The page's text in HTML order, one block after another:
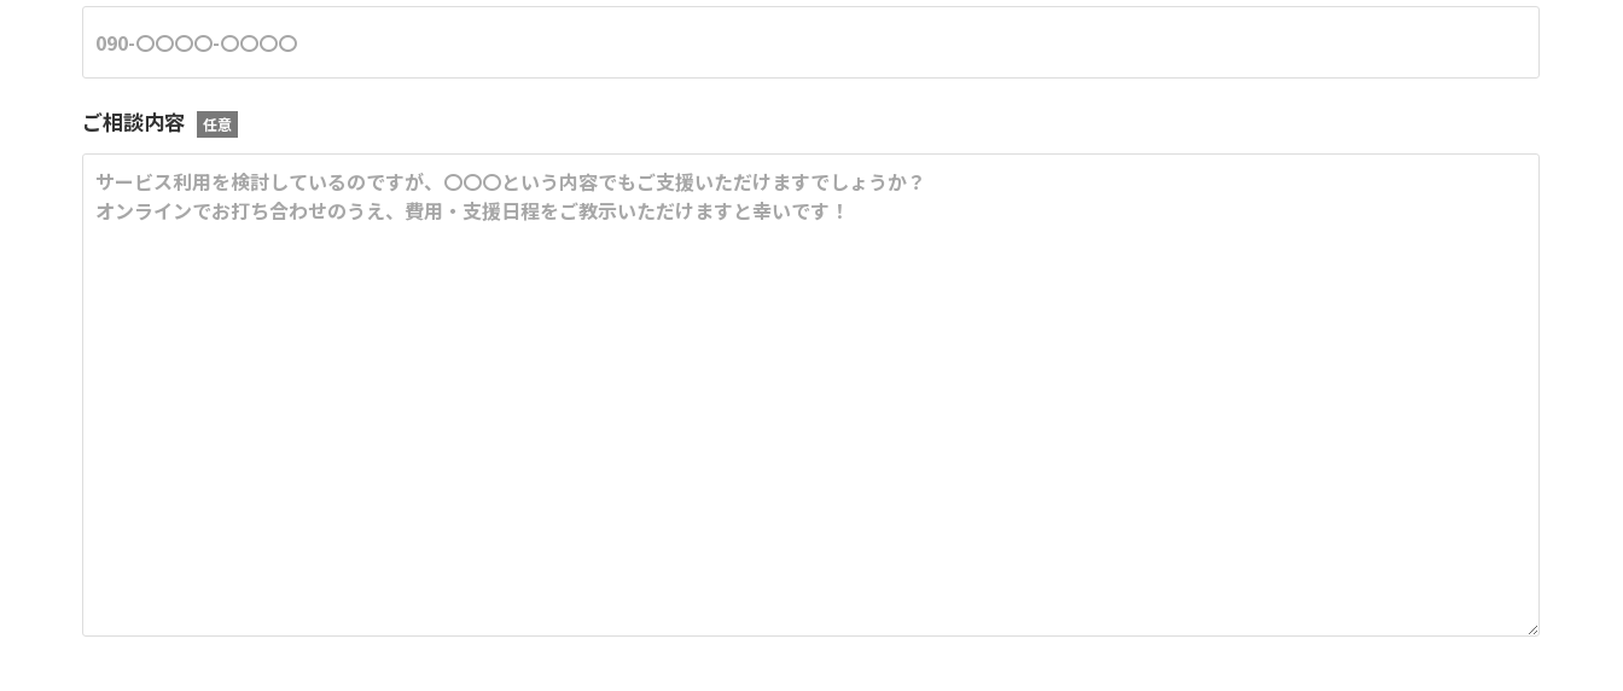
ご相談内容 任意